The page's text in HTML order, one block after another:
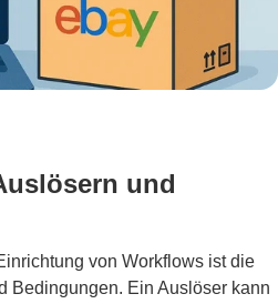
und
von Workflows ist die
Bedingungen. Ein Auslöser kann